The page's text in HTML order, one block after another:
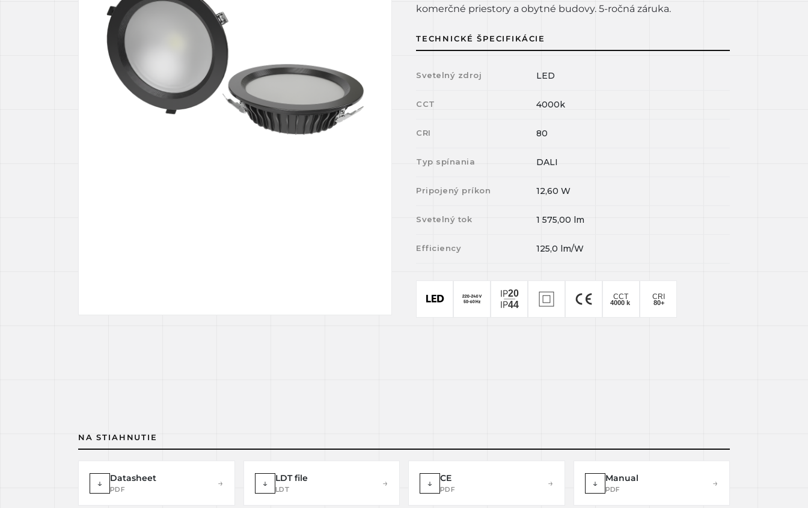
komerčné priestory a obytné budovy. 5-ročná záruka.
TECHNICKÉ ŠPECIFIKÁCIE
Svetelný zdroj LED
CCT 4000k
CRI 80
Typ spínania DALI
Pripojený príkon 12,60 W
Svetelný tok 1 575,00 lm
Efficiency 125,0 lm/W
NA STIAHNUTIE
↓ Datasheet
PDF
→ ↓ LDT file
LDT
→ ↓ CE
PDF
→ ↓ Manual
PDF
→